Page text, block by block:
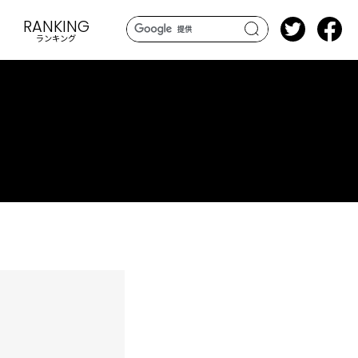
search
RANKING
ランキング